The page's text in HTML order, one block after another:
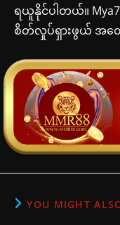
ရယူနိုင်ပါတယ်။
စိတ်လှုပ်ရှားဖွယ် အတွ
YOU MIGHT